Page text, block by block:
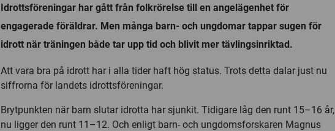
Idrottsföreningar har gått från folkrörelse till en angelägenhet för
engagerade föräldrar. Men många barn- och ungdomar tappar sugen för
idrott när träningen både tar upp tid och blivit mer tävlingsinriktad.
Att vara bra på idrott har i alla tider haft hög status. Trots detta dalar just nu
siffrorna för landets idrottsföreningar.
Brytpunkten när barn slutar idrotta har sjunkit. Tidigare låg den runt 15–16 år,
nu ligger den runt 11–12. Och enligt barn- och ungdomsforskaren Magnus